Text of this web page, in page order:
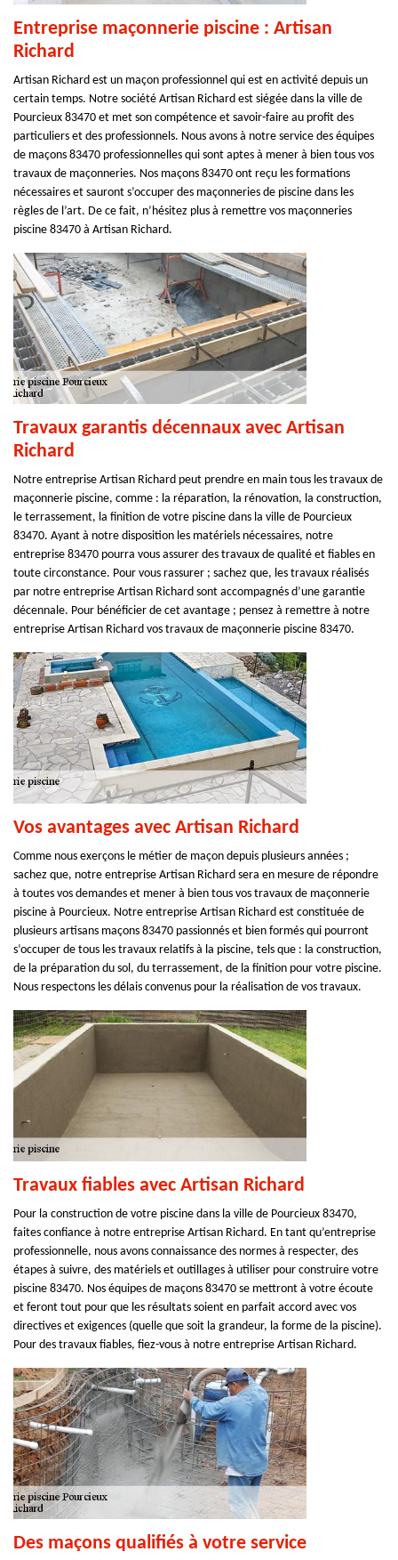
Entreprise maçonnerie piscine : Artisan
Richard
Artisan Richard est un maçon professionnel qui est en activité depuis un
certain temps. Notre société Artisan Richard est siégée dans la ville de
Pourcieux 83470 et met son compétence et savoir-faire au profit des
particuliers et des professionnels. Nous avons à notre service des équipes
de maçons 83470 professionnelles qui sont aptes à mener à bien tous vos
travaux de maçonneries. Nos maçons 83470 ont reçu les formations
nécessaires et sauront s’occuper des maçonneries de piscine dans les
règles de l’art. De ce fait, n’hésitez plus à remettre vos maçonneries
piscine 83470 à Artisan Richard.
Travaux garantis décennaux avec Artisan
Richard
Notre entreprise Artisan Richard peut prendre en main tous les travaux de
maçonnerie piscine, comme : la réparation, la rénovation, la construction,
le terrassement, la finition de votre piscine dans la ville de Pourcieux
83470. Ayant à notre disposition les matériels nécessaires, notre
entreprise 83470 pourra vous assurer des travaux de qualité et fiables en
toute circonstance. Pour vous rassurer ; sachez que, les travaux réalisés
par notre entreprise Artisan Richard sont accompagnés d’une garantie
décennale. Pour bénéficier de cet avantage ; pensez à remettre à notre
entreprise Artisan Richard vos travaux de maçonnerie piscine 83470.
Vos avantages avec Artisan Richard
Comme nous exerçons le métier de maçon depuis plusieurs années ;
sachez que, notre entreprise Artisan Richard sera en mesure de répondre
à toutes vos demandes et mener à bien tous vos travaux de maçonnerie
piscine à Pourcieux. Notre entreprise Artisan Richard est constituée de
plusieurs artisans maçons 83470 passionnés et bien formés qui pourront
s’occuper de tous les travaux relatifs à la piscine, tels que : la construction,
de la préparation du sol, du terrassement, de la finition pour votre piscine.
Nous respectons les délais convenus pour la réalisation de vos travaux.
Travaux fiables avec Artisan Richard
Pour la construction de votre piscine dans la ville de Pourcieux 83470,
faites confiance à notre entreprise Artisan Richard. En tant qu’entreprise
professionnelle, nous avons connaissance des normes à respecter, des
étapes à suivre, des matériels et outillages à utiliser pour construire votre
piscine 83470. Nos équipes de maçons 83470 se mettront à votre écoute
et feront tout pour que les résultats soient en parfait accord avec vos
directives et exigences (quelle que soit la grandeur, la forme de la piscine).
Pour des travaux fiables, fiez-vous à notre entreprise Artisan Richard.
Des maçons qualifiés à votre service